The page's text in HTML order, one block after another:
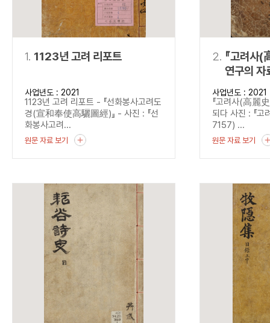
NOT 정조 NOT 정약용
“정조”가 나온
료를 검색
1. 1123년 고려 리포트
사업년도 : 2021
1123년 고려 리포트 - 『선화봉사고려도
경(宣和奉使高驪圖經)』 - 사진 : 『선
화봉사고려...
원문 자료 보기
2. 『고려사(
연구의 자
사업년도 : 2021
『고려사(高麗
되다 사진 : 『
7157) ...
원문 자료 보기